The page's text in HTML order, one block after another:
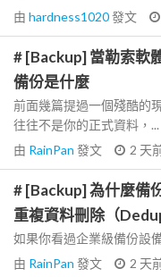
由 hardness1020發文
# [Backup] 當勒索軟
備份是什麼
前面幾篇提過一個殘酷的
往往不是你的正式資料，...
由 RainPan 發文 2 天
# [Backup] 為什麼備
重複資料刪除（
如果你看過企業級備份設
由 RainPan 發文 2 天